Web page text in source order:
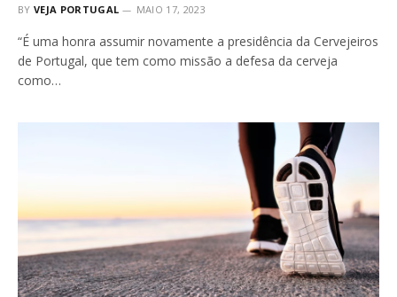
BY VEJA PORTUGAL MAIO 17, 2023
“É uma honra assumir novamente a presidência da Cervejeiros
de Portugal, que tem como missão a defesa da cerveja
como…